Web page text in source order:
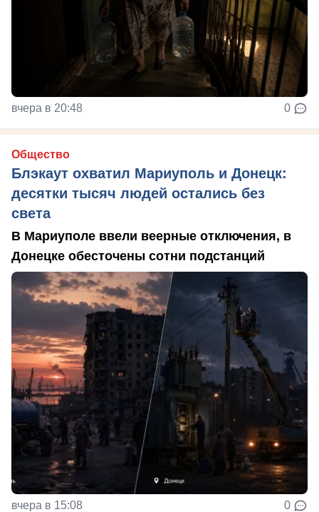
вчера в 20:48 0
Общество
Блэкаут охватил Мариуполь и Донецк:
десятки тысяч людей остались без
света
В Мариуполе ввели веерные отключения, в
Донецке обесточены сотни подстанций
вчера в 15:08 0